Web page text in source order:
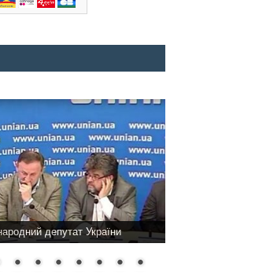
депутат України